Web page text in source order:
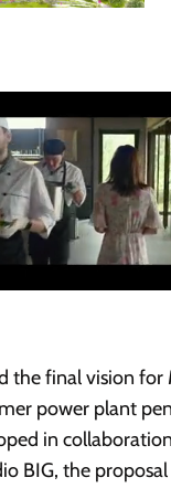
the final vision for
power plant
in
BIG, the